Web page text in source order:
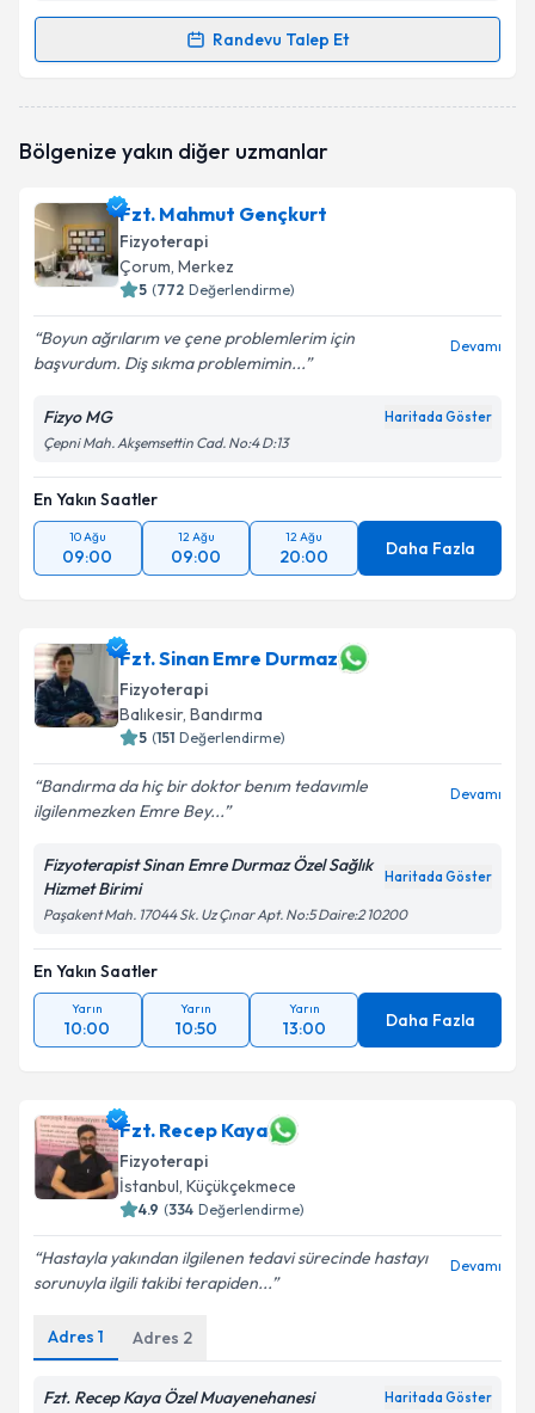
kapsamda işlenmesini kabul ediyorum.
Randevu Talep Et
Randevu Takvimi Talebi
oluşturun. Size bu uzmandan randevu almanız için bir
E-posta Adresiniz
Kişisel verilerimin işlenmesine ilişkin
Aydınlatma
Metni'ni okudum ve kişisel verilerimin belirtilen
Bölgenize yakın diğer uzmanlar
Fzt. Mahmut Gençkurt
Fizyoterapi
Çorum, Merkez
5 (772 Değerlendirme)
Boyun ağrılarım ve çene problemlerim için
başvurdum. Diş sıkma problemimin...
Devamı
Fizyo MG Haritada Göster
Çepni Mah. Akşemsettin Cad. No:4 D:13
En Yakın Saatler
10 Ağu
09:00
12 Ağu
09:00
12 Ağu
20:00 Daha Fazla
Fzt. Sinan Emre Durmaz
Fizyoterapi
Balıkesir, Bandırma
5 (151 Değerlendirme)
Bandırma da hiç bir doktor benım tedavımle
ilgilenmezken Emre Bey...
Devamı
Fizyoterapist Sinan Emre Durmaz Özel Sağlık
Hizmet Birimi
Haritada Göster
Paşakent Mah. 17044 Sk. Uz Çınar Apt. No:5 Daire:2 10200
En Yakın Saatler
Yarın
10:00
Yarın
10:50
Yarın
13:00 Daha Fazla
Fzt. Recep Kaya
Fizyoterapi
İstanbul, Küçükçekmece
4.9 (334 Değerlendirme)
Hastayla yakından ilgilenen tedavi sürecinde hastayı
sorunuyla ilgili takibi terapiden...
Devamı
Adres 1 Adres 2
Fzt. Recep Kaya Özel Muayenehanesi Haritada Göster